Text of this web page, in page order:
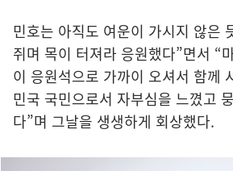
민호는 아직도 여운이 가시지 않은
쥐며 목이 터져라 응원했다”면서 “
이 응원석으로 가까이 오셔서 함께
민국 국민으로서 자부심을 느꼈고
다”며 그날을 생생하게 회상했다.